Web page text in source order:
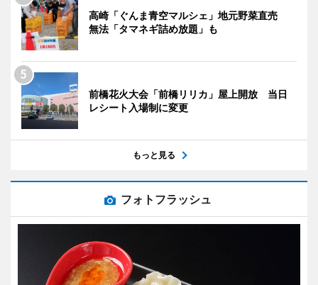
高崎「ぐんま青空マルシェ」地元野菜直売
無法「タマネギ詰め放題」も
前橋花火大会「前橋リリカ」屋上開放 当日
レシート入場制に変更
もっと見る
フォトフラッシュ